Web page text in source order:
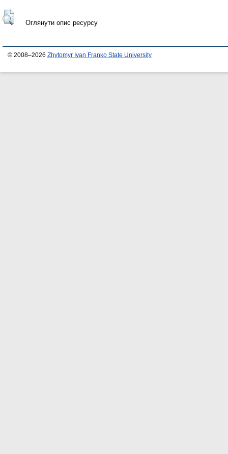
Оглянути опис ресурсу
© 2008–2026 Zhytomyr Ivan Franko State University